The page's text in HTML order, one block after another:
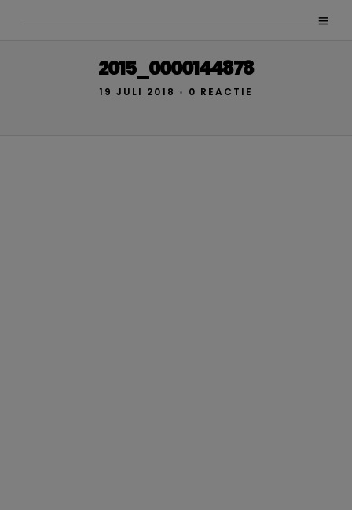
2015_0000144878
19 JULI 2018 • 0 REACTIE